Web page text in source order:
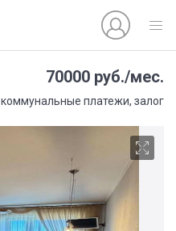
70000 руб./мес.
коммунальные платежи, залог